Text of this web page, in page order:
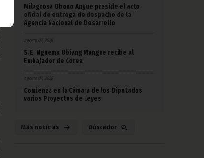
Milagrosa Obono Angue preside el acto
oficial de entrega de despacho de la
Agencia Nacional de Desarrollo
agosto 07, 2026
S.E. Nguema Obiang Mangue recibe al
Embajador de Corea
agosto 07, 2026
Comienza en la Cámara de los Diputados
varios Proyectos de Leyes
Más noticias Búscador